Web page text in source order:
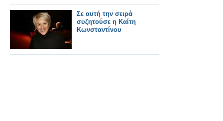
Σε αυτή την σειρά
συζητούσε η Καίτη
Κωνσταντίνου